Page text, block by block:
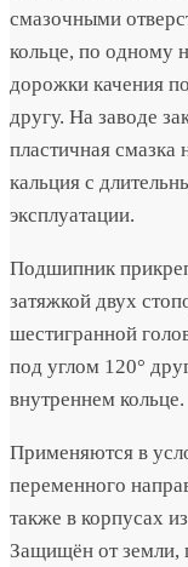
смазочными
кольце, по одному
дорожки качения
другу. На заводе
пластичная смазка
кальция с
эксплуатации.
Подшипник
затяжкой двух
шестигранной
под углом 120°
внутреннем кольце.
Применяются в
переменного
также в корпусах
Защищён от земли,